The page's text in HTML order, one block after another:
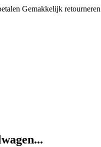
Gemakkelijk retourneren